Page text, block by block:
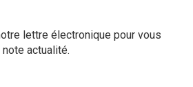
lettre électronique pour vous
actualité.